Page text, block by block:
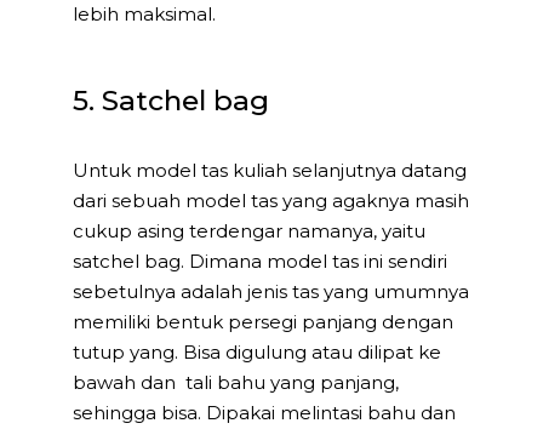
lebih maksimal.
5. Satchel bag
Untuk model tas kuliah selanjutnya datang
dari sebuah model tas yang agaknya masih
cukup asing terdengar namanya, yaitu
satchel bag. Dimana model tas ini sendiri
sebetulnya adalah jenis tas yang umumnya
memiliki bentuk persegi panjang dengan
tutup yang. Bisa digulung atau dilipat ke
bawah dan tali bahu yang panjang,
sehingga bisa. Dipakai melintasi bahu dan